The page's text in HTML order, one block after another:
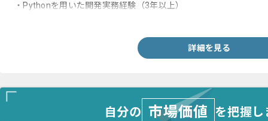
・Pythonを用いた開発実務経験（3年以上）
詳細を見る
自分の 市場価値 を把握